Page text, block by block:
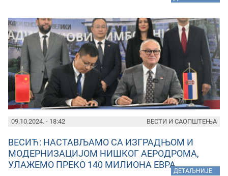
09.10.2024. - 18:42
ВЕСИЋ: НАСТАВЉАМО СА ИЗГРАДЊОМ И
МОДЕРНИЗАЦИЈОМ НИШКОГ АЕРОДРОМА,
УЛАЖЕМО ПРЕКО 140 МИЛИОНА ЕВРА
ДЕТАЉНИЈЕ
ВЕСТИ И САОПШТЕЊА